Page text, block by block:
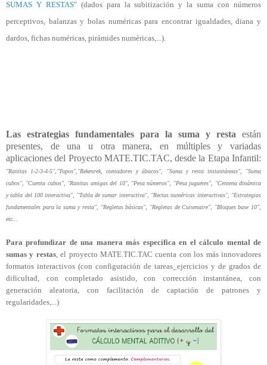
SUMAS Y RESTAS"(dados para la subitización y la suma con números
perceptivos, balanzas y bolas numéricas para encontrar igualdades, diana y
dardos, fichas numéricas, pirámides numéricas,...).
Las estrategias fundamentales para la suma y resta están
presentes, de una u otra manera, en múltiples y variadas
aplicaciones del Proyecto MATE.TIC.TAC, desde la Etapa Infantil:
"Ranitas 1-2-3-4-5","Topos", "Rekenrek, contadores y ábacos",
"Suma y resta instantáneas", "Suma
cubos", "Cuenta cubos", "Ranitas amigas del 10", "Pesa números", "Pesa juguetes", "Centena dinámica
y tabla del 100 interactiva", "Tabla de sumar interactiva", "Rectas numéricas interactivas", "Estrategias
fundamentales para la suma y resta", "Regletas básicas", "Regletas de Cuisenaire", "Bloques base 10",
etc...
Para profundizar de una manera más específica en el cálculo mental de
sumas y restas, el proyecto MATE.TIC.TAC cuenta con los más innovadores
formatos interactivos (con configuración de tareas_ejercicios y de grados de
dificultad, con completado asistido, con corrección instantánea, con
generación aleatoria, con facilitación de captación de patrones y
regularidades,...)